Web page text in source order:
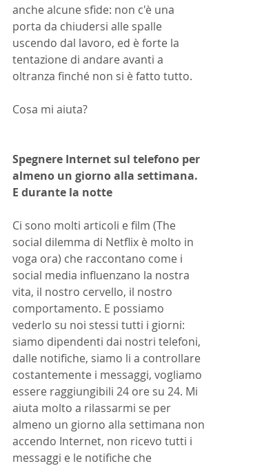
anche alcune sfide: non c'è una
porta da chiudersi alle spalle
uscendo dal lavoro, ed è forte la
tentazione di andare avanti a
oltranza finché non si è fatto tutto.
Cosa mi aiuta?
Spegnere Internet sul telefono per
almeno un giorno alla settimana.
E durante la notte
Ci sono molti articoli e film (The
social dilemma di Netflix è molto in
voga ora) che raccontano come i
social media influenzano la nostra
vita, il nostro cervello, il nostro
comportamento. E possiamo
vederlo su noi stessi tutti i giorni:
siamo dipendenti dai nostri telefoni,
dalle notifiche, siamo li a controllare
costantemente i messaggi, vogliamo
essere raggiungibili 24 ore su 24. Mi
aiuta molto a rilassarmi se per
almeno un giorno alla settimana non
accendo Internet, non ricevo tutti i
messaggi e le notifiche che